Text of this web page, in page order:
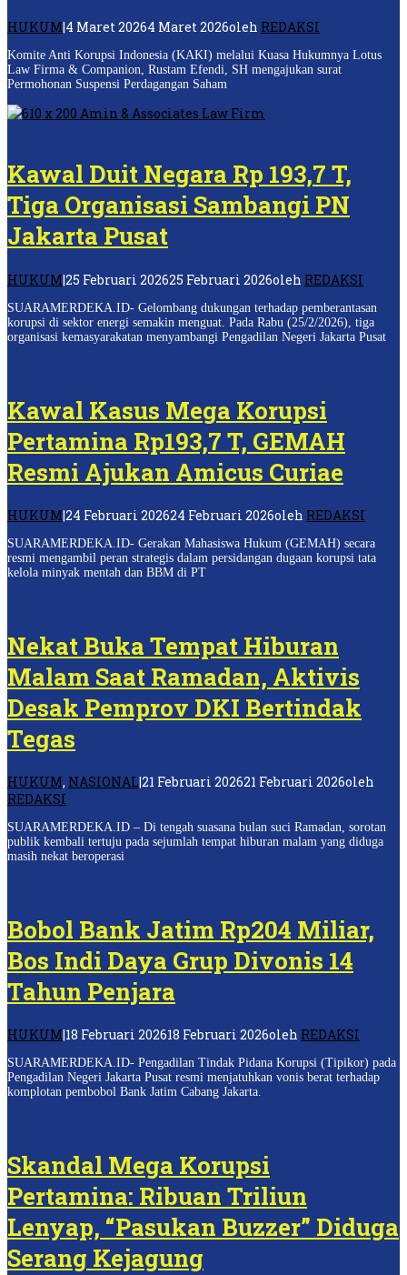
HUKUM|4 Maret 20264 Maret 2026oleh REDAKSI
Komite Anti Korupsi Indonesia (KAKI) melalui Kuasa Hukumnya Lotus
Law Firma & Companion, Rustam Efendi, SH mengajukan surat
Permohonan Suspensi Perdagangan Saham
Kawal Duit Negara Rp 193,7 T,
Tiga Organisasi Sambangi PN
Jakarta Pusat
HUKUM|25 Februari 202625 Februari 2026oleh REDAKSI
SUARAMERDEKA.ID- Gelombang dukungan terhadap pemberantasan
korupsi di sektor energi semakin menguat. Pada Rabu (25/2/2026), tiga
organisasi kemasyarakatan menyambangi Pengadilan Negeri Jakarta Pusat
Kawal Kasus Mega Korupsi
Pertamina Rp193,7 T, GEMAH
Resmi Ajukan Amicus Curiae
HUKUM|24 Februari 202624 Februari 2026oleh REDAKSI
SUARAMERDEKA.ID- Gerakan Mahasiswa Hukum (GEMAH) secara
resmi mengambil peran strategis dalam persidangan dugaan korupsi tata
kelola minyak mentah dan BBM di PT
Nekat Buka Tempat Hiburan
Malam Saat Ramadan, Aktivis
Desak Pemprov DKI Bertindak
Tegas
HUKUM, NASIONAL|21 Februari 202621 Februari 2026oleh
REDAKSI
SUARAMERDEKA.ID – Di tengah suasana bulan suci Ramadan, sorotan
publik kembali tertuju pada sejumlah tempat hiburan malam yang diduga
masih nekat beroperasi
Bobol Bank Jatim Rp204 Miliar,
Bos Indi Daya Grup Divonis 14
Tahun Penjara
HUKUM|18 Februari 202618 Februari 2026oleh REDAKSI
SUARAMERDEKA.ID- Pengadilan Tindak Pidana Korupsi (Tipikor) pada
Pengadilan Negeri Jakarta Pusat resmi menjatuhkan vonis berat terhadap
komplotan pembobol Bank Jatim Cabang Jakarta.
Skandal Mega Korupsi
Pertamina: Ribuan Triliun
Lenyap, “Pasukan Buzzer” Diduga
Serang Kejagung